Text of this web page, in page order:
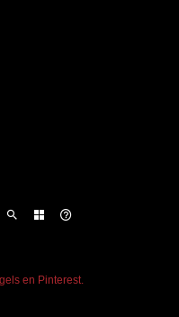
en Pinterest.